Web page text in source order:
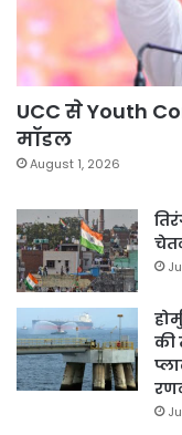
UCC से Youth
मॉडल
August 1, 2026
की